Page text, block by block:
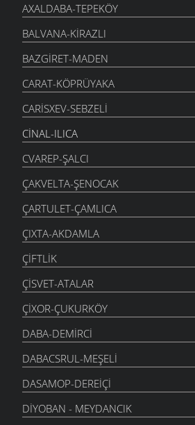
AXALDABA-TEPEKÖY
BALVANA-KIRAZLI
BAZGIRET-MADEN
CARAT-KÖPRÜYAKA
CARISXEV-SEBZELI
CINAL-ILICA
CVAREP-ŞALCI
ÇAKVELTA-ŞENOCAK
ÇARTULET-ÇAMLICA
ÇIXTA-AKDAMLA
ÇIFTLIK
ÇISVET-ATALAR
ÇIXOR-ÇUKURKÖY
DABA-DEMIRCI
DABACSRUL-MEŞELI
DASAMOP-DEREIÇI
DIYOBAN - MEYDANCIK